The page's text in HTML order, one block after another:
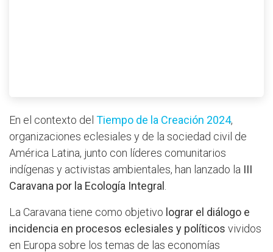
En el contexto del Tiempo de la Creación 2024,
organizaciones eclesiales y de la sociedad civil de
América Latina, junto con líderes comunitarios
indígenas y activistas ambientales, han lanzado la III
Caravana por la Ecología Integral
La Caravana tiene como objetivo lograr el diálogo e
incidencia en procesos eclesiales y políticos vividos
en Europa sobre los temas de las economías